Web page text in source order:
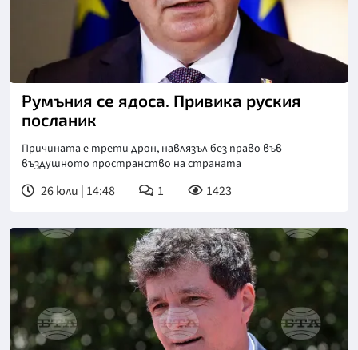
Снимка: БГНЕС
Румъния се ядоса. Привика руския
посланик
Причината е трети дрон, навлязъл без право във
въздушното пространство на страната
26 юли | 14:48 1 1423